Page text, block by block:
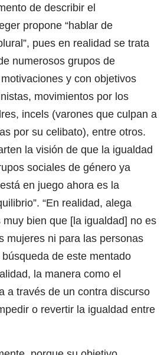
de describir el
propone “hablar de
pues en realidad se trata
numerosos grupos de
y con objetivos
movimientos por los
incels (varones que culpan a
por su celibato), entre otros.
la visión de que la igualdad
sociales de género ya
en juego ahora es la
“En realidad, alega
muy bien que [la igualdad] no es
mujeres ni para las personas
de este mentado
la manera como el
a través de un contra discurso
o revertir la igualdad entre